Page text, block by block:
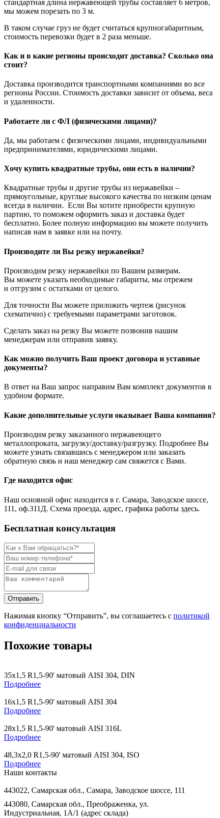
стандартная длина нержавеющей трубы составляет 6 метров,
мы можем порезать по 3 м.
В таком случае груз не будет считаться крупногабаритным,
стоимость перевозки будет в 2 раза меньше.
Как и в какие регионы происходит доставка? Сколько она
стоит?
Доставка производится транспортными компаниями во все
регионы России. Стоимость доставки зависит от объема, веса
и удаленности.
Работаете ли с ФЛ (физическими лицами)?
Да, мы работаем с физическими лицами, индивидуальными
предпринимателями, юридическими лицами.
Хочу купить квадратные трубы, они есть в наличии?
Квадратные трубы и другие трубы из нержавейки –
прямоугольные, круглые высокого качества по низким ценам
всегда в наличии. Если Вы хотите приобрести крупную
партию, то поможем оформить заказ и доставка будет
бесплатно. Более полную информацию вы можете получить
написав нам в заявке или на почту.
Производите ли Вы резку нержавейки?
Производим резку нержавейки по Вашим размерам.
Вы можете указать необходимые габариты, мы отрежем
и отгрузим с остатками от целого.
Для точности Вы можете приложить чертеж (рисунок
схематично) с требуемыми параметрами заготовок.
Сделать заказ на резку Вы можете позвонив нашим
менеджерам или отправив заявку.
Как можно получить Ваш проект договора и уставные
документы?
В ответ на Ваш запрос направим Вам комплект документов в
удобном формате.
Какие дополнительные услуги оказывает Ваша компания?
Производим резку заказанного нержавеющего
металлопроката, загрузку/доставку/разгрузку. Подробнее Вы
можете узнать связавшись с менеджером или заказать
обратную связь и наш менеджер сам свяжется с Вами.
Где находится офис
Наш основной офис находится в г. Самара, Заводское шоссе,
111, оф.311Д. Схема проезда, адрес, графика работы здесь.
Бесплатная консультация
Нажимая кнопку “Отправить”, вы соглашаетесь с политикой
конфиденциальности
Похожие товары
35х1,5 R1,5-90' матовый AISI 304, DIN
Подробнее
16х1,5 R1,5-90' матовый AISI 304
Подробнее
28х1,5 R1,5-90' матовый AISI 316L
Подробнее
48,3х2,0 R1,5-90' матовый AISI 304, ISO
Подробнее
Наши контакты
443022, Самарская обл., Самара, Заводское шоссе, 111
443080, Самарская обл., Преображенка, ул.
Индустриальная, 1А/1 (адрес склада)